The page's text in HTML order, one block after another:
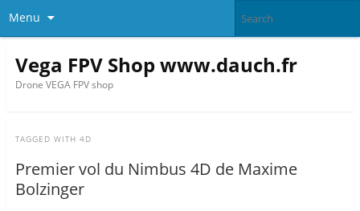
Menu
Vega FPV Shop www.dauch.fr
Drone VEGA FPV shop
TAGGED WITH 4D
Premier vol du Nimbus 4D de Maxime
Bolzinger